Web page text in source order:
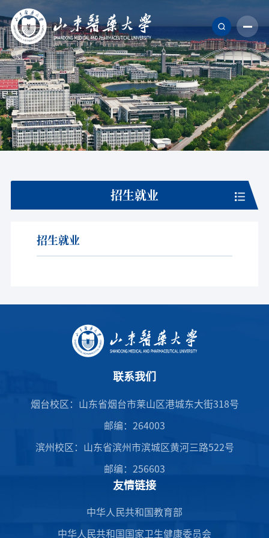
招生就业
招生就业
联系我们
烟台校区：山东省烟台市莱山区港城东大街318号
邮编：264003
滨州校区：山东省滨州市滨城区黄河三路522号
邮编：256603
友情链接
中华人民共和国教育部
中华人民共和国国家卫生健康委员会